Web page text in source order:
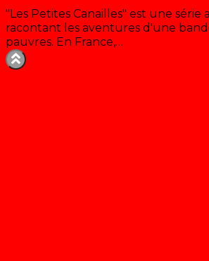
"Les Petites Canailles" est une série
racontant les aventures d'une
pauvres. En France,…